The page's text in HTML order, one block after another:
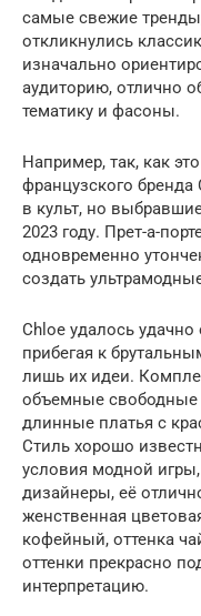
самые свежие
откликнулись
изначально
аудиторию, отлично
тематику и фасоны.
Например, так, как
французского
в культ, но
2023 году. Прет-а-
одновременно
создать
Chloe удалось удачно
прибегая к
лишь их идеи.
объемные свободные
длинные платья с
Стиль хорошо
условия модной
дизайнеры, её
женственная
кофейный, оттенка
оттенки прекрасно
интерпретацию.